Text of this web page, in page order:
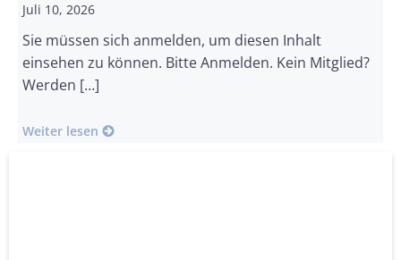
Juli 10, 2026
Sie müssen sich anmelden, um diesen Inhalt
einsehen zu können. Bitte Anmelden. Kein Mitglied?
Werden […]
Weiter lesen